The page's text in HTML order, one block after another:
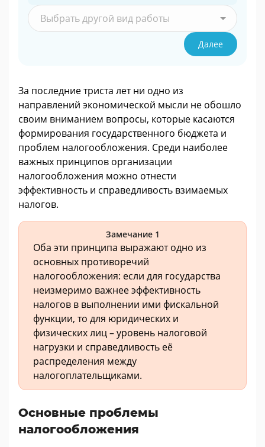
Выбрать другой вид работы
Далее
За последние триста лет ни одно из
направлений экономической мысли не обошло
своим вниманием вопросы, которые касаются
формирования государственного бюджета и
проблем налогообложения. Среди наиболее
важных принципов организации
налогообложения можно отнести
эффективность и справедливость взимаемых
налогов.
Замечание 1
Оба эти принципа выражают одно из
основных противоречий
налогообложения: если для государства
неизмеримо важнее эффективность
налогов в выполнении ими фискальной
функции, то для юридических и
физических лиц – уровень налоговой
нагрузки и справедливость её
распределения между
налогоплательщиками.
Основные проблемы
налогообложения